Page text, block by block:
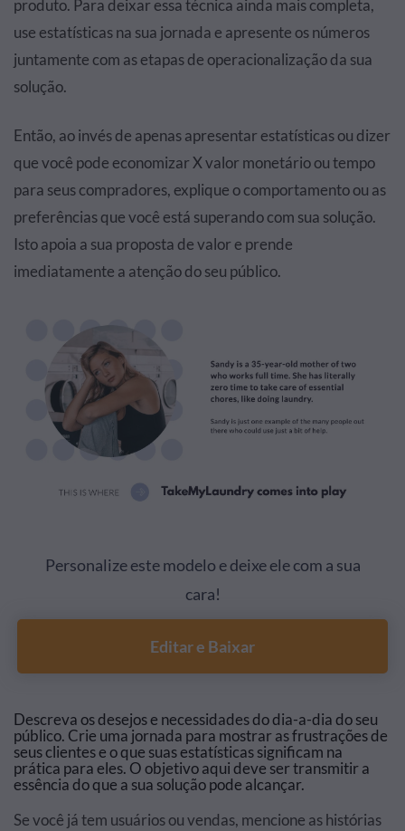
produto. Para deixar essa técnica ainda mais completa,
use estatísticas na sua jornada e apresente os números
juntamente com as etapas de operacionalização da sua
solução.
Então, ao invés de apenas apresentar estatísticas ou dizer
que você pode economizar X valor monetário ou tempo
para seus compradores, explique o comportamento ou as
preferências que você está superando com sua solução.
Isto apoia a sua proposta de valor e prende
imediatamente a atenção do seu público.
Personalize este modelo e deixe ele com a sua
cara!
Editar e Baixar
Descreva os desejos e necessidades do dia-a-dia do seu
público. Crie uma jornada para mostrar as frustrações de
seus clientes e o que suas estatísticas significam na
prática para eles. O objetivo aqui deve ser transmitir a
essência do que a sua solução pode alcançar.
Se você já tem usuários ou vendas, mencione as histórias